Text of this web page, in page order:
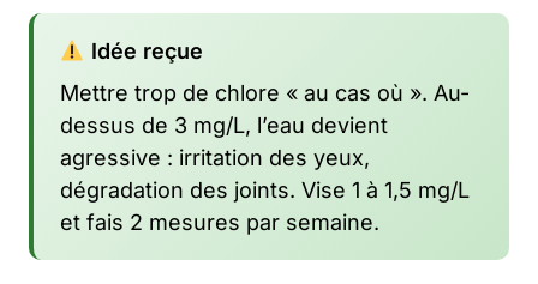
Idée reçue
Mettre trop de chlore « au cas où ». Au-
dessus de 3 mg/L, l’eau devient
agressive : irritation des yeux,
dégradation des joints. Vise 1 à 1,5 mg/L
et fais 2 mesures par semaine.